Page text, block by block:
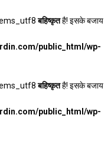
बहिष्कृतहै! इसके बजाय
public_html/wp-
बहिष्कृतहै! इसके बजाय
public_html/wp-